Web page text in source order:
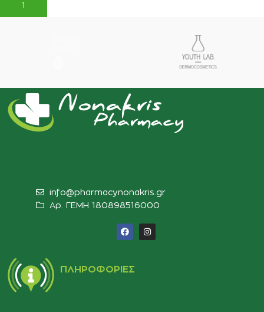
ΠΡΟΣΘΉΚΗ ΣΤΟ ΚΑΛΆΘΙ
info@pharmacynonakris.gr
Αρ. ΓΕΜΗ 180898516000‬
ΠΛΗΡΟΦΟΡΊΕΣ